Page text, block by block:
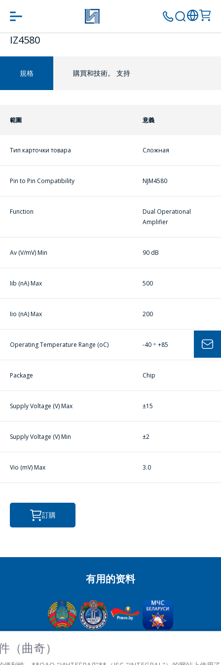
IZ4580
規格 購買和技術。 支持
範圍 意義
Тип карточки товара Сложная
Pin to Pin Compatibility NJM4580
Function
Dual Operational
Amplifier
Av (V/mV) Min 90 dB
Iib (nA) Max 500
Iio (nA) Max 200
Operating Temperature Range (oC) -40 ÷ +85
Package Chip
Supply Voltage (V) Max ±15
Supply Voltage (V) Min ±2
Vio (mV) Max 3.0
訂購
有用的资料
公司經理將很樂
意回答您的問題
併計算服務成本
並準備單獨的商
業報價。
信息
- required fields
SEND
（曲奇）